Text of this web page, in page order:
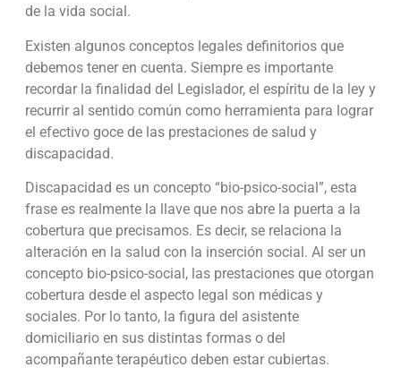
de la vida social.
Existen algunos conceptos legales definitorios que
debemos tener en cuenta. Siempre es importante
recordar la finalidad del Legislador, el espíritu de la ley y
recurrir al sentido común como herramienta para lograr
el efectivo goce de las prestaciones de salud y
discapacidad.
Discapacidad es un concepto “bio-psico-social”, esta
frase es realmente la llave que nos abre la puerta a la
cobertura que precisamos. Es decir, se relaciona la
alteración en la salud con la inserción social. Al ser un
concepto bio-psico-social, las prestaciones que otorgan
cobertura desde el aspecto legal son médicas y
sociales. Por lo tanto, la figura del asistente
domiciliario en sus distintas formas o del
acompañante terapéutico deben estar cubiertas.